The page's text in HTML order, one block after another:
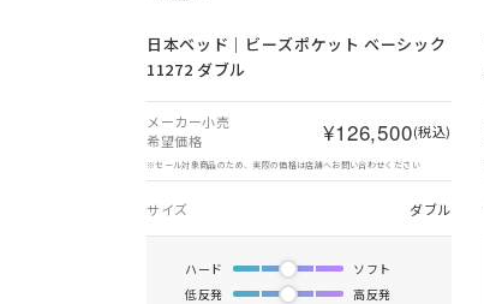
日本ベッド｜ビーズポケット ベーシック
11272 ダブル
メーカー小売
希望価格
¥126,500(税込)
※セール対象商品のため、実際の価格は店舗へお問い合わせください
サイズ ダブル
ハード
ソフト
低反発
高反発